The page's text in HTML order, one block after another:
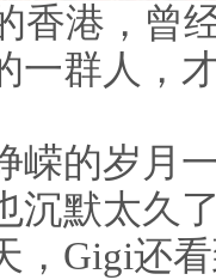
港，曾
群人，才
的岁月一
沉默太久
Gigi还看